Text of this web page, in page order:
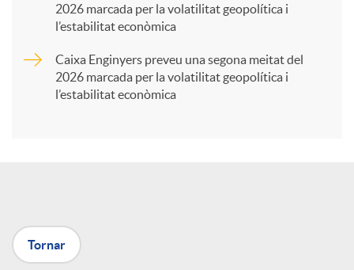
X
2026 marcada per la volatilitat geopolítica i
l’estabilitat econòmica
Caixa Enginyers preveu una segona meitat del
2026 marcada per la volatilitat geopolítica i
l’estabilitat econòmica
Tornar